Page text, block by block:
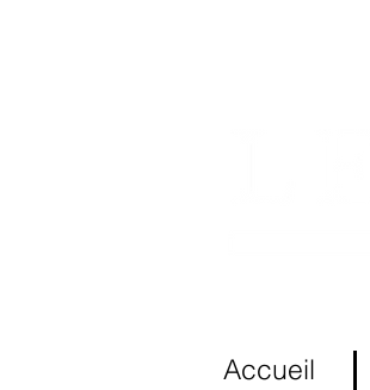
Accueil